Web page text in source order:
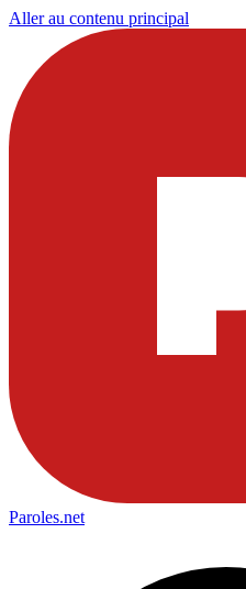
Aller au contenu principal
Paroles.net